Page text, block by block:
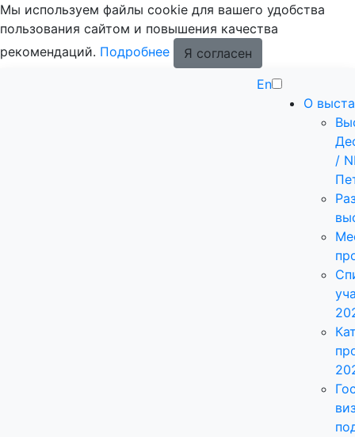
Мы используем файлы cookie для вашего удобства
пользования сайтом и повышения качества
рекомендаций. Подробнее
Я согласен
En
О
/